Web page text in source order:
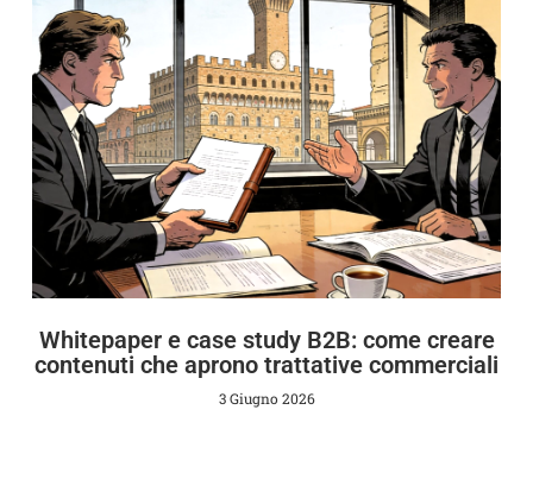
Whitepaper e case study B2B: come creare
contenuti che aprono trattative commerciali
3 Giugno 2026